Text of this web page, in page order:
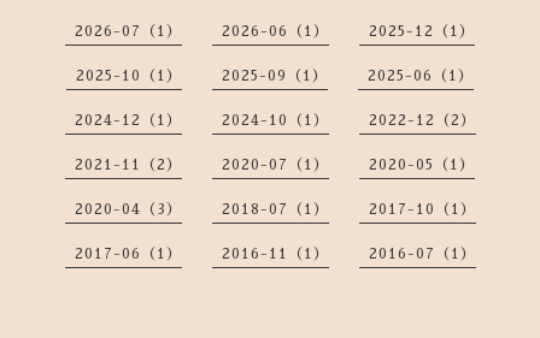
2026-07（1） 2026-06（1） 2025-12（1）
2025-10（1） 2025-09（1） 2025-06（1）
2024-12（1） 2024-10（1） 2022-12（2）
2021-11（2） 2020-07（1） 2020-05（1）
2020-04（3） 2018-07（1） 2017-10（1）
2017-06（1） 2016-11（1） 2016-07（1）